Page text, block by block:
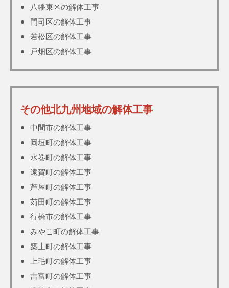
八幡東区の解体工事
門司区の解体工事
若松区の解体工事
戸畑区の解体工事
その他北九州地域の解体工事
中間市の解体工事
岡垣町の解体工事
水巻町の解体工事
遠賀町の解体工事
芦屋町の解体工事
苅田町の解体工事
行橋市の解体工事
みやこ町の解体工事
築上町の解体工事
上毛町の解体工事
吉富町の解体工事